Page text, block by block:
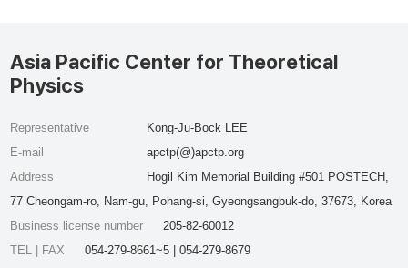
Asia Pacific Center for Theoretical
Physics
Representative
Kong-Ju-Bock LEE
E-mail
apctp(@)apctp.org
Address
Hogil Kim Memorial Building #501 POSTECH,
77 Cheongam-ro, Nam-gu, Pohang-si, Gyeongsangbuk-do, 37673, Korea
Business license number
205-82-60012
TEL | FAX
054-279-8661~5 | 054-279-8679